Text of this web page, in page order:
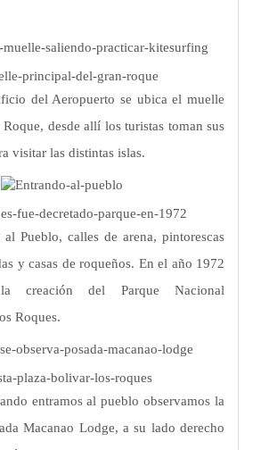
del Aeropuerto se ubica el muelle
desde allí los turistas toman sus
visitar las distintas islas.
al Pueblo, calles de arena, pintorescas
y casas de roqueños. En el año 1972
creación del Parque Nacional
Roques.
entramos al pueblo observamos la
Macanao Lodge, a su lado derecho